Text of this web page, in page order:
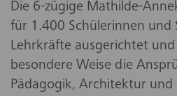
Die 6-zügige Mathilde-
für 1.400 Schülerinnen und
Lehrkräfte ausgerichtet
besondere Weise die
Pädagogik, Architektur